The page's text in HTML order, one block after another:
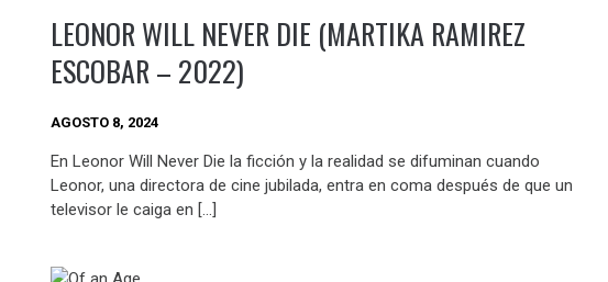
LEONOR WILL NEVER DIE (MARTIKA RAMIREZ
ESCOBAR – 2022)
AGOSTO 8, 2024
En Leonor Will Never Die la ficción y la realidad se difuminan cuando
Leonor, una directora de cine jubilada, entra en coma después de que un
televisor le caiga en […]